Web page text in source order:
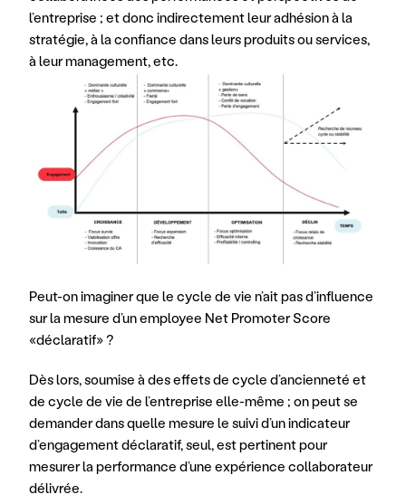
l’entreprise ; et donc indirectement leur adhésion à la
stratégie, à la confiance dans leurs produits ou services,
à leur management, etc.
Peut-on imaginer que le cycle de vie n’ait pas d’influence
sur la mesure d’un employee Net Promoter Score
«déclaratif» ?
Dès lors, soumise à des effets de cycle d’ancienneté et
de cycle de vie de l’entreprise elle-même ; on peut se
demander dans quelle mesure le suivi d’un indicateur
d’engagement déclaratif, seul, est pertinent pour
mesurer la performance d’une expérience collaborateur
délivrée.